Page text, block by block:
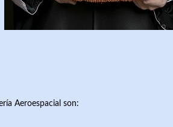
Aeroespacial son: